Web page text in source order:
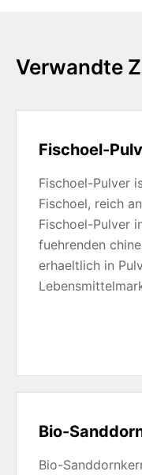
Verwandte
Fischoel-
Fischoel-Pulver
Fischoel, reich
Fischoel-Pulver
fuehrenden
erhaeltlich in
Bio-
Bio-